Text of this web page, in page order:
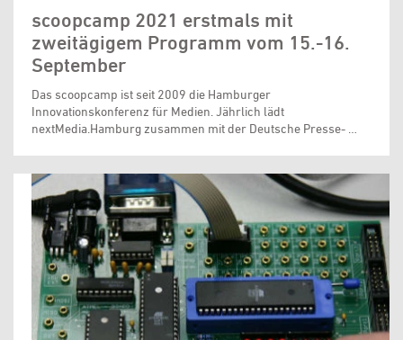
scoopcamp 2021 erstmals mit
zweitägigem Programm vom 15.-16.
September
Das scoopcamp ist seit 2009 die Hamburger
Innovationskonferenz für Medien. Jährlich lädt
nextMedia.Hamburg zusammen mit der Deutsche Presse- …